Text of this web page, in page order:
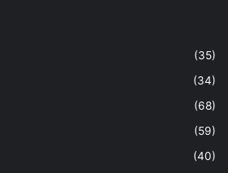
(35)
(34)
(68)
(59)
(40)